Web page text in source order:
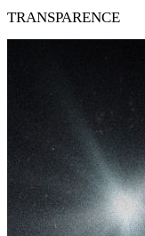
TRANSPARENCE